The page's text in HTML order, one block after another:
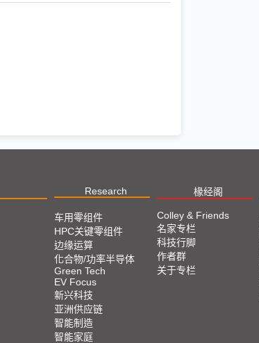
Research 椽经阁
车用零组件
HPC关键零组件
边缘运算
化合物/功率半导体
Green Tech
EV Focus
新兴科技
亚洲供应链
智能制造
智能家庭
Colley & Friends
名家专栏
科技行脚
作者群
关于专栏